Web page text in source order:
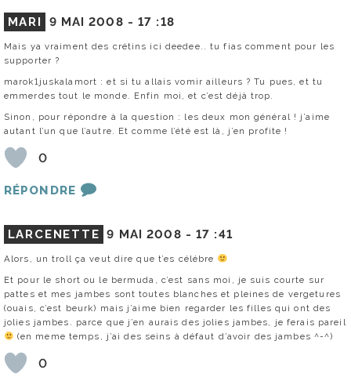
MARI 9 MAI 2008 -17 :18
Mais ya vraiment des crétins ici deedee.. tu fias comment pour les
supporter ?
marok1juskalamort : et si tu allais vomir ailleurs ? Tu pues, et tu
emmerdes tout le monde. Enfin moi, et c’est déjà trop.
Sinon, pour répondre à la question : les deux mon général ! j’aime
autant l’un que l’autre. Et comme l’été est là, j’en profite !
0
RÉPONDRE
LARCENETTE 9 MAI 2008 -17 :41
Alors, un troll ça veut dire que t’es célébre
Et pour le short ou le bermuda, c’est sans moi, je suis courte sur
pattes et mes jambes sont toutes blanches et pleines de vergetures
(ouais, c’est beurk) mais j’aime bien regarder les filles qui ont des
jolies jambes. parce que j’en aurais des jolies jambes, je ferais pareil
(en meme temps, j’ai des seins à défaut d’avoir des jambes ^-^)
0